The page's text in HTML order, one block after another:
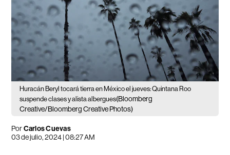
Huracán Beryl tocará tierra en México el jueves: Quintana Roo
suspende clases y alista albergues(Bloomberg
Creative/Bloomberg Creative Photos)
PorCarlos Cuevas
03 de julio, 2024 | 08:27 AM